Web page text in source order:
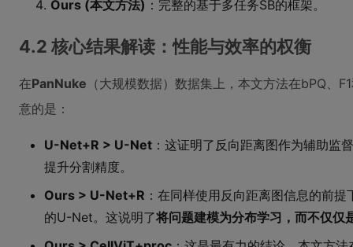
Ours (本文方法) ：完整的基于多任务SB的框架。
4.2 核心结果解读：性能与效率的权衡
在PanNuke （大规模数据）数据集上，本文方法在bPQ、
意的是：
U-Net+R > U-Net ：这证明了反向距离图作为辅助监
提升分割精度。
Ours > U-Net+R ：在同样使用反向距离图信息的前
的U-Net。这说明了将问题建模为分布学习，而不仅仅